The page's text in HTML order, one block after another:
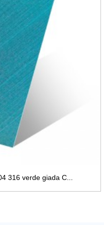
316 verde giada C...